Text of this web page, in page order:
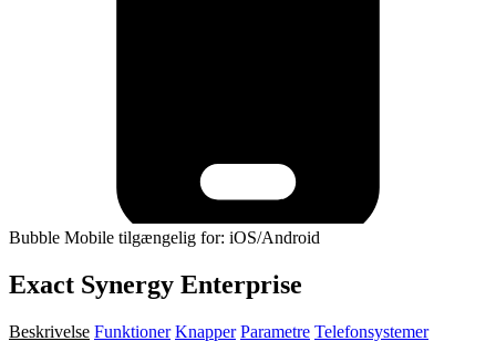
Bubble Mobile tilgængelig for: iOS/Android
Exact Synergy Enterprise
Beskrivelse Funktioner Knapper Parametre Telefonsystemer